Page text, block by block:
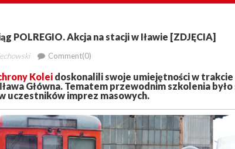
POLREGIO. Akcja na stacji w Iławie [ZDJĘCIA]
Comment(0)
Kolei doskonalili swoje umiejętności w
Główna. Tematem przewodnim szkolenia
uczestników imprez masowych.